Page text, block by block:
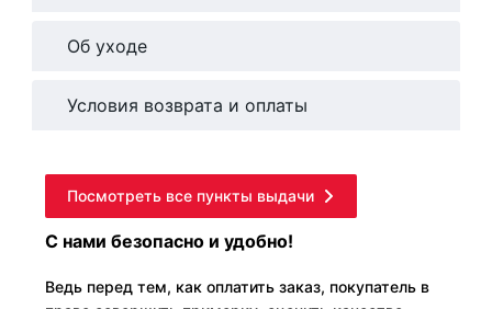
Об уходе
Условия возврата и оплаты
Посмотреть все пункты выдачи
С нами безопасно и удобно!
Ведь перед тем, как оплатить заказ, покупатель в